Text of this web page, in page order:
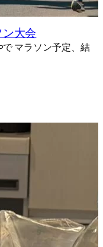
大会
マラソン予定、結